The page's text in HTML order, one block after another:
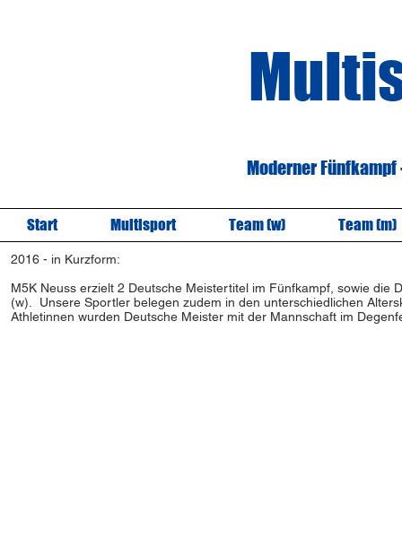
Moderner Fünfkampf
Start Multisport Team (w) Team (m)
2016 - in Kurzform:
M5K Neuss erzielt 2 Deutsche Meistertitel im Fünfkampf, sowie die
(w). Unsere Sportler belegen zudem in den unterschiedlichen
Athletinnen wurden Deutsche Meister mit der Mannschaft im